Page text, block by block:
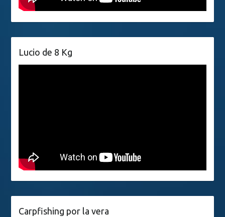
Lucio de 8 Kg
Carpfishing por la vera